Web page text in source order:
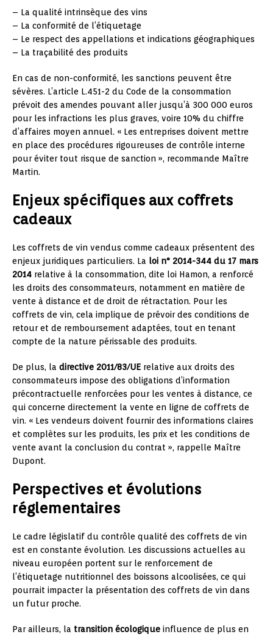
– La qualité intrinsèque des vins
– La conformité de l’étiquetage
– Le respect des appellations et indications géographiques
– La traçabilité des produits
En cas de non-conformité, les sanctions peuvent être
sévères. L’article L.451-2 du Code de la consommation
prévoit des amendes pouvant aller jusqu’à 300 000 euros
pour les infractions les plus graves, voire 10% du chiffre
d’affaires moyen annuel. « Les entreprises doivent mettre
en place des procédures rigoureuses de contrôle interne
pour éviter tout risque de sanction », recommande Maître
Martin.
Enjeux spécifiques aux coffrets
cadeaux
Les coffrets de vin vendus comme cadeaux présentent des
enjeux juridiques particuliers. La loi n° 2014-344 du 17 mars
2014 relative à la consommation, dite loi Hamon, a renforcé
les droits des consommateurs, notamment en matière de
vente à distance et de droit de rétractation. Pour les
coffrets de vin, cela implique de prévoir des conditions de
retour et de remboursement adaptées, tout en tenant
compte de la nature périssable des produits.
De plus, la directive 2011/83/UE relative aux droits des
consommateurs impose des obligations d’information
précontractuelle renforcées pour les ventes à distance, ce
qui concerne directement la vente en ligne de coffrets de
vin. « Les vendeurs doivent fournir des informations claires
et complètes sur les produits, les prix et les conditions de
vente avant la conclusion du contrat », rappelle Maître
Dupont.
Perspectives et évolutions
réglementaires
Le cadre législatif du contrôle qualité des coffrets de vin
est en constante évolution. Les discussions actuelles au
niveau européen portent sur le renforcement de
l’étiquetage nutritionnel des boissons alcoolisées, ce qui
pourrait impacter la présentation des coffrets de vin dans
un futur proche.
Par ailleurs, la transition écologique influence de plus en